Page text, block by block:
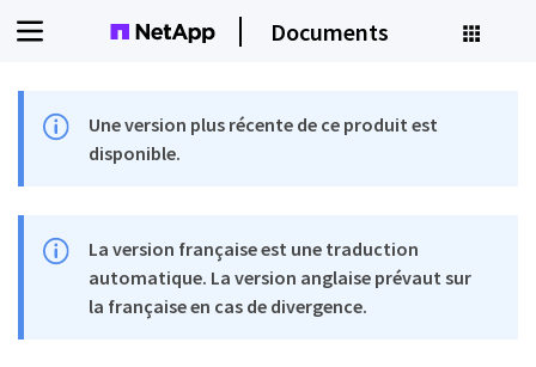
Documents
Une version plus récente de ce produit est
disponible.
La version française est une traduction
automatique. La version anglaise prévaut sur
la française en cas de divergence.